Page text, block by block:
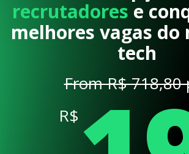
recrutadores e
melhores vagas do
tech
From R$ 718,80
R$